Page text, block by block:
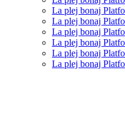
La plej bonaj
La plej bonaj
La plej bonaj
La plej bonaj
La plej bonaj
La plej bonaj